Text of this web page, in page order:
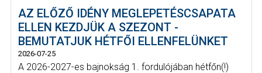
AZ ELŐZŐ IDÉNY MEGLEPETÉSCSAPATA
ELLEN KEZDJÜK A SZEZONT -
BEMUTATJUK HÉTFŐI ELLENFELÜNKET
2026-07-25
A 2026-2027-es bajnokság 1. fordulójában hétfőn(!)